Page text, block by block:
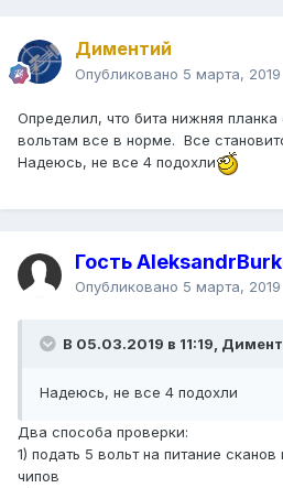
Диментий
Опубликовано 5 марта, 2019
Определил, что бита нижняя планка
вольтам все в норме. Все
Надеюсь, не все 4 подохли
Гость
Опубликовано 5 марта, 2019
В 05.03.2019 в 11:19,
Надеюсь, не все 4 подохли
Два способа проверки:
1) подать 5 вольт на питание
чипов